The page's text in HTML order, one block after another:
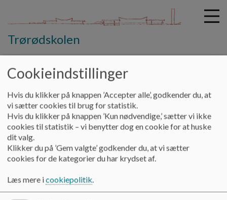
Trørødskolen
Om Trørødskolen For international parents
For international parents
Film about the danish school system:
https://media.videotool.dk/?
vn=357_2016031313000437724198486709
Cookieindstillinger
Hvis du klikker på knappen ’Accepter alle’, godkender du, at
vi sætter cookies til brug for statistik.
Hvis du klikker på knappen ’Kun nødvendige,’ sætter vi ikke
cookies til statistik – vi benytter dog en cookie for at huske
dit valg.
Klikker du på ’Gem valgte’ godkender du, at vi sætter
cookies for de kategorier du har krydset af.
Læs mere icookiepolitik.